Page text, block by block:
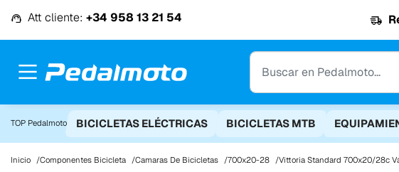
Att cliente: +34 958 13 21 54
TOP Pedalmoto BICICLETAS ELÉCTRICAS BICICLETAS MTB
Inicio Componentes Bicicleta Camaras De Bicicletas 700x20-28 Vittoria Standard 700x20/28c